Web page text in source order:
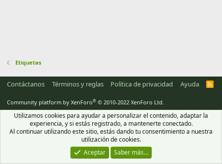
Etiquetas
Contáctanos Términos y reglas Política de privacidad Ayuda
R
Community platform by XenForo® © 2010-2022 XenForo Ltd.
Utilizamos cookies para ayudar a personalizar el contenido, adaptar la
experiencia, y si estás registrado, a mantenerte conectado.
Al continuar utilizando este sitio, estás dando tu consentimiento a nuestra
utilización de cookies.
Aceptar
Saber más…